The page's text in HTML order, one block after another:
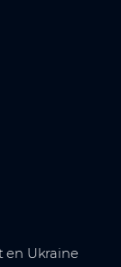
en Ukraine